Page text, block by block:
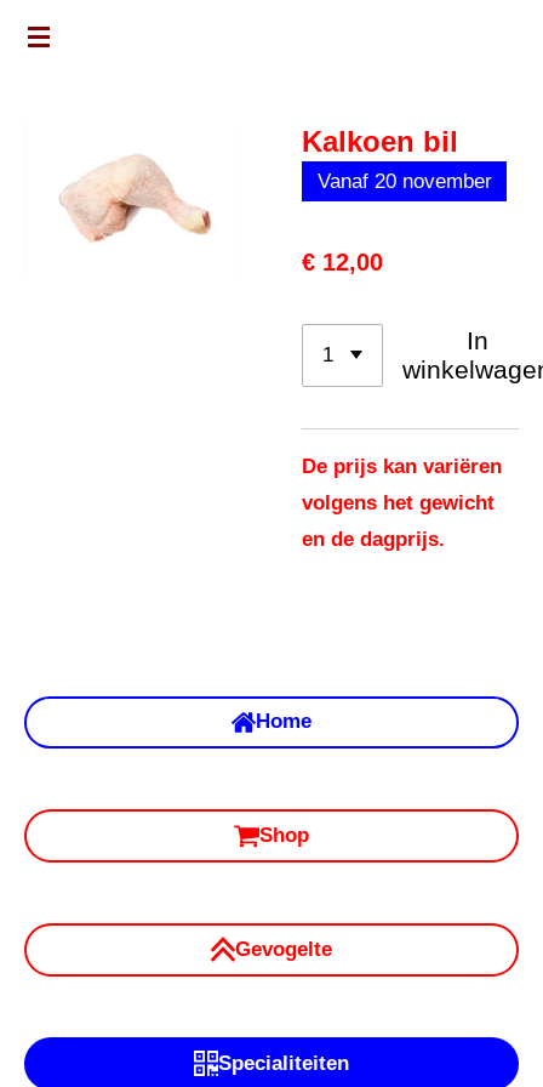
Ga
hoofdinhoud
Kalkoen bil
Vanaf 20 november
€ 12,00
In
De prijs kan variëren
volgens het gewicht
en de dagprijs.
Home
Shop
Gevogelte
Specialiteiten